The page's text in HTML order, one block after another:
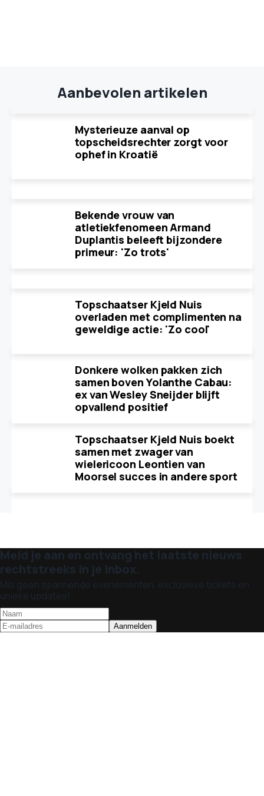
Aanbevolen artikelen
Mysterieuze aanval op
topscheidsrechter zorgt voor
ophef in Kroatië
Bekende vrouw van
atletiekfenomeen Armand
Duplantis beleeft bijzondere
primeur: 'Zo trots'
Topschaatser Kjeld Nuis
overladen met complimenten na
geweldige actie: 'Zo cool'
Donkere wolken pakken zich
samen boven Yolanthe Cabau:
ex van Wesley Sneijder blijft
opvallend positief
Topschaatser Kjeld Nuis boekt
samen met zwager van
wielericoon Leontien van
Moorsel succes in andere sport
Meld je aan en ontvang het laatste nieuws
rechtstreeks in je inbox.
Mis geen spannende evenementen, exclusieve tickets en
unieke updates!